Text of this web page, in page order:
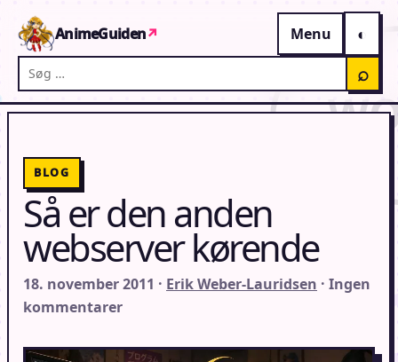
AnimeGuiden↗
Menu
Søg på AnimeGuiden
⌕
BLOG
Så er den anden
webserver kørende
18. november 2011 · Erik Weber-Lauridsen · Ingen
kommentarer